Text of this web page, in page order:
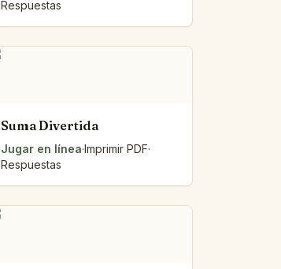
Respuestas
Suma Divertida
Jugar en línea·Imprimir PDF·
Respuestas